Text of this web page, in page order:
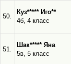
50.
Куз***** Иго**
4б, 4 класс
51.
Шак***** Яна
5в, 5 класс